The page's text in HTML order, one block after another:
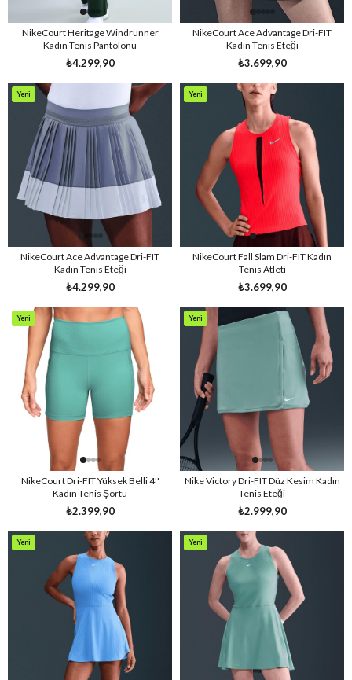
NikeCourt Heritage Windrunner
Kadın Tenis Pantolonu
₺4.299,90
NikeCourt Ace Advantage Dri-FIT
Kadın Tenis Eteği
₺3.699,90
NikeCourt Ace Advantage Dri-FIT
Kadın Tenis Eteği
₺4.299,90
Yeni
NikeCourt Fall Slam Dri-FIT Kadın
Tenis Atleti
₺3.699,90
Yeni
NikeCourt Dri-FIT Yüksek Belli 4''
Kadın Tenis Şortu
₺2.399,90
Yeni
Ürün
Nike Victory Dri-FIT Düz Kesim Kadın
Tenis Eteği
₺2.999,90
Yeni
Ürün
Yeni
Yeni